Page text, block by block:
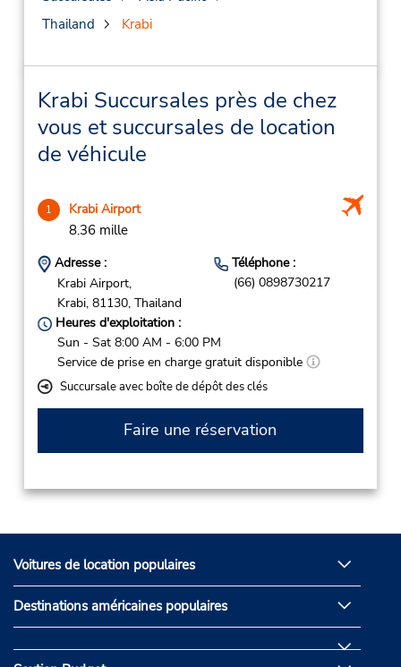
Thailand
Krabi
Krabi Succursales près de chez
vous et succursales de location
de véhicule
1 Krabi Airport
8.36 mille
Adresse :
Krabi Airport,
Krabi, 81130, Thailand
Téléphone :
(66) 0898730217
Heures d'exploitation :
Sun - Sat 8:00 AM - 6:00 PM
Service de prise en charge gratuit disponible
Succursale avec boîte de dépôt des clés
Faire une réservation
Voitures de location populaires
Destinations américaines populaires